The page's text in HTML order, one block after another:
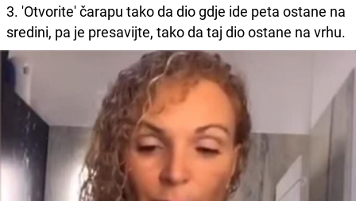
3. 'Otvorite' čarapu tako da dio gdje ide peta ostane na
sredini, pa je presavijte, tako da taj dio ostane na vrhu.